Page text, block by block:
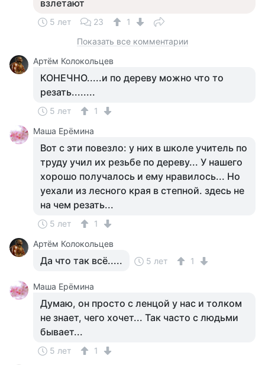
взлетают
5 лет 23
1
Показать все комментарии
Артём Колокольцев
КОНЕЧНО.....и по дереву можно что то
резать........
5 лет
1
Маша Ерёмина
Вот с эти повезло: у них в школе учитель по
труду учил их резьбе по дереву... У нашего
хорошо получалось и ему нравилось... Но
уехали из лесного края в степной. здесь не
на чем резать...
5 лет
1
Артём Колокольцев
Да что так всё..... 5 лет 1
Маша Ерёмина
Думаю, он просто с ленцой у нас и толком
не знает, чего хочет... Так часто с людьми
бывает...
5 лет
1